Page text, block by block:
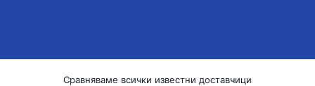
Сравняваме всички известни доставчици